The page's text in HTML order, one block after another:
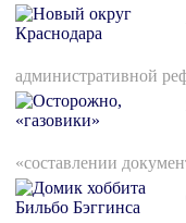
административной
«составлении